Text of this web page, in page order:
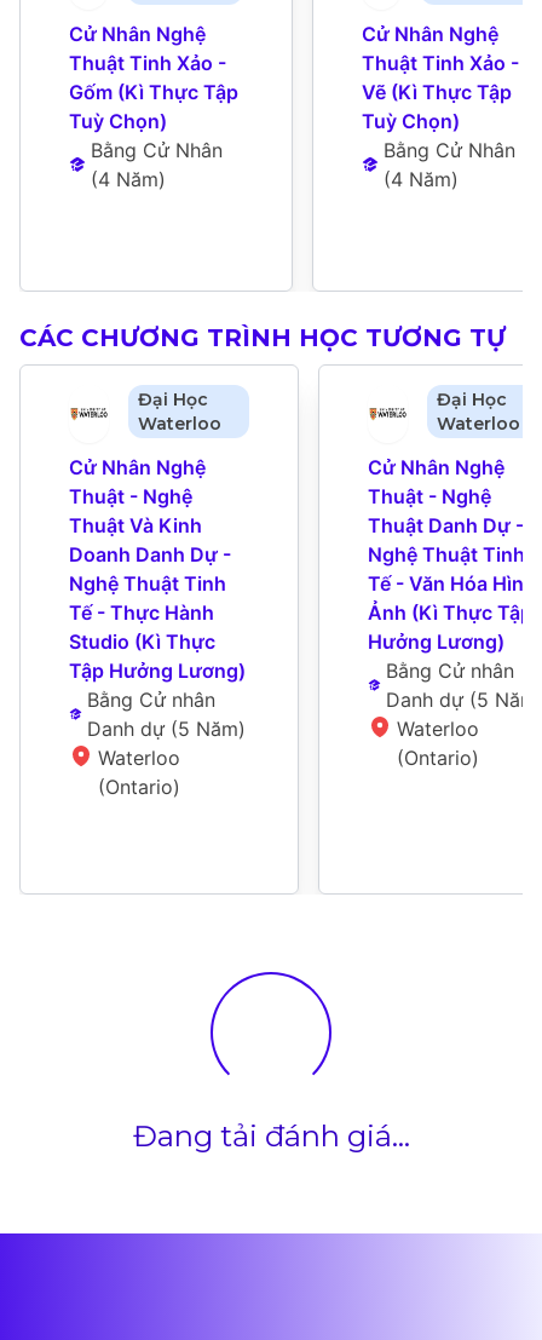
Cử Nhân Nghệ
Thuật Tinh Xảo -
Gốm (Kì Thực Tập
Tuỳ Chọn)
Bằng Cử Nhân
(4 Năm)
Cử Nhân Nghệ
Thuật Tinh Xảo -
Vẽ (Kì Thực Tập
Tuỳ Chọn)
Bằng Cử Nhân
(4 Năm)
CÁC CHƯƠNG TRÌNH HỌC TƯƠNG TỰ
Đại Học
Waterloo
Cử Nhân Nghệ
Thuật - Nghệ
Thuật Và Kinh
Doanh Danh Dự -
Nghệ Thuật Tinh
Tế - Thực Hành
Studio (Kì Thực
Tập Hưởng Lương)
Bằng Cử nhân
Danh dự (5 Năm)
Waterloo
(Ontario)
Đại Học
Waterloo
Cử Nhân Nghệ
Thuật - Nghệ
Thuật Danh Dự -
Nghệ Thuật Tinh
Tế - Văn Hóa Hình
Ảnh (Kì Thực Tập
Hưởng Lương)
Bằng Cử nhân
Danh dự (5 Năm
Waterloo
(Ontario)
Đang tải đánh giá...